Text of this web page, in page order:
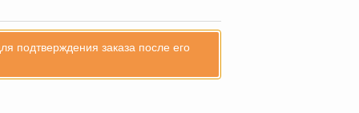
подтверждения заказа после его